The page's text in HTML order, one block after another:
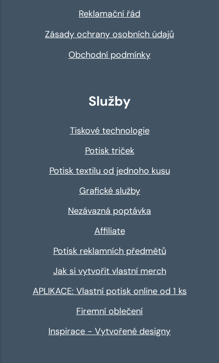
Reklamační řád
Zásady ochrany osobních údajů
Obchodní podmínky
Služby
Tiskové technologie
Potisk triček
Potisk textilu od jednoho kusu
Grafické služby
Nezávazná poptávka
Affiliate
Potisk reklamních předmětů
Jak si vytvořit vlastní merch
APLIKACE: Vlastní potisk online od 1 ks
Firemní oblečení
Inspirace - Vytvořené designy